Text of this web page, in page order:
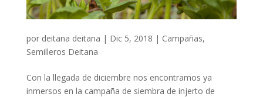
por deitana deitana | Dic 5, 2018 | Campañas,
Semilleros Deitana
Con la llegada de diciembre nos encontramos ya
inmersos en la campaña de siembra de injerto de